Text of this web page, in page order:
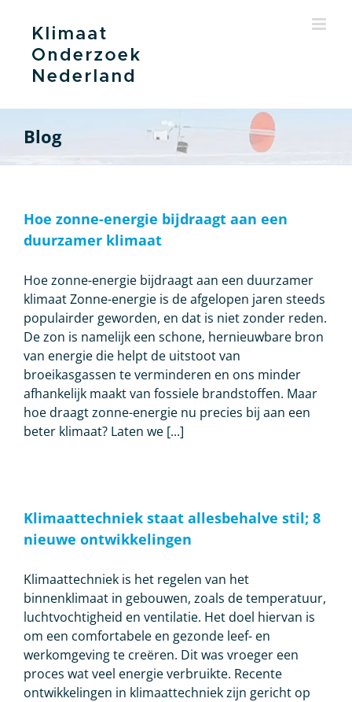
inhoud
Blog
Hoe zonne-energie bijdraagt aan een
duurzamer klimaat
Hoe zonne-energie bijdraagt aan een duurzamer
klimaat Zonne-energie is de afgelopen jaren steeds
populairder geworden, en dat is niet zonder reden.
De zon is namelijk een schone, hernieuwbare bron
van energie die helpt de uitstoot van
broeikasgassen te verminderen en ons minder
afhankelijk maakt van fossiele brandstoffen. Maar
hoe draagt zonne-energie nu precies bij aan een
beter klimaat? Laten we [...]
Klimaattechniek staat allesbehalve stil; 8
nieuwe ontwikkelingen
Klimaattechniek is het regelen van het
binnenklimaat in gebouwen, zoals de temperatuur,
luchtvochtigheid en ventilatie. Het doel hiervan is
om een comfortabele en gezonde leef- en
werkomgeving te creëren. Dit was vroeger een
proces wat veel energie verbruikte. Recente
ontwikkelingen in klimaattechniek zijn gericht op